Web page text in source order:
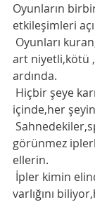
Oyunların
etkileşimleri
art niyetli,kötü
ardında.
içinde,her
görünmez
ellerin.
varlığını